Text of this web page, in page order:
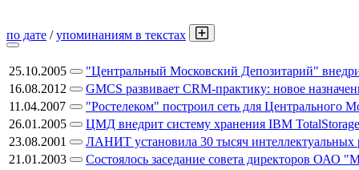
по дате /упоминаниям в текстах
25.10.2005
"Центральный Московский Депозитарий"
16.08.2012
GMCS развивает CRM-практику: новое
11.04.2007
"Ростелеком" построил сеть для Центрального
26.01.2005
ЦМД внедрит систему хранения IBM
23.08.2001
ЛАНИТ установила 30 тысяч интеллектуальных
21.01.2003
Состоялось заседание совета директоров ОАО